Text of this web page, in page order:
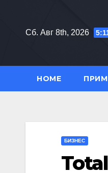
содержимому
Сб. Авг 8th, 2026
HOME
БИЗНЕС